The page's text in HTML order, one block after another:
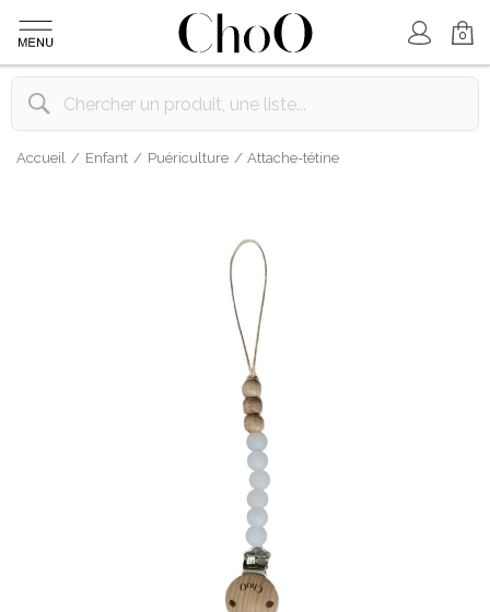
Mon Compte
0
Accueil Enfant Puériculture Attache-tétine